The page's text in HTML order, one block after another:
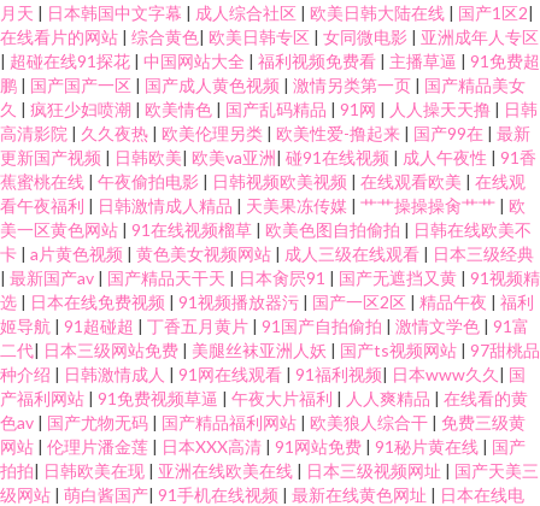
月天 | 日本韩国中文字幕 | 成人综合社区 | 欧美日韩大陆在线 | 国产1区2|
在线看片的网站 | 综合黄色| 欧美日韩专区 | 女同微电影 | 亚洲成年人专区
| 超碰在线91探花 | 中国网站大全 | 福利视频免费看 | 主播草逼 | 91免费超
鹏 | 国产国产一区 | 国产成人黄色视频 | 激情另类第一页 | 国产精品美女
久 | 疯狂少妇喷潮 | 欧美情色 | 国产乱码精品 | 91网 | 人人操天天撸 | 日韩
高清影院 | 久久夜热 | 欧美伦理另类 | 欧美性爱-撸起来 | 国产99在 | 最新
更新国产视频 | 日韩欧美| 欧美va亚洲| 碰91在线视频 | 成人午夜性 | 91香
蕉蜜桃在线 | 午夜偷拍电影 | 日韩视频欧美视频 | 在线观看欧美 | 在线观
看午夜福利 | 日韩激情成人精品 | 天美果冻传媒 | 艹艹操操操肏艹艹 | 欧
美一区黄色网站 | 91在线视频榴草 | 欧美色图自拍偷拍 | 日韩在线欧美不
卡 | a片黄色视频 | 黄色美女视频网站 | 成人三级在线观看 | 日本三级经典
| 最新国产av | 国产精品天干天 | 日本肏屄91 | 国产无遮挡又黄 | 91视频精
选 | 日本在线免费视频 | 91视频播放器污 | 国产一区2区 | 精品午夜 | 福利
姬导航 | 91超碰超 | 丁香五月黄片 | 91国产自拍偷拍 | 激情文学色 | 91富
二代| 日本三级网站免费 | 美腿丝袜亚洲人妖 | 国产ts视频网站 | 97甜桃品
种介绍 | 日韩激情成人 | 91网在线观看 | 91福利视频| 日本www久久 | 国
产福利网站 | 91免费视频草逼 | 午夜大片福利 | 人人爽精品 | 在线看的黄
色av | 国产尤物无码 | 国产精品福利网站 | 欧美狼人综合干 | 免费三级黄
网站 | 伦理片潘金莲 | 日本XXX高清 | 91网站免费 | 91秘片黄在线 | 国产
拍拍| 日韩欧美在现 | 亚洲在线欧美在线 | 日本三级视频网址 | 国产天美三
级网站 | 萌白酱国产| 91手机在线视频 | 最新在线黄色网址 | 日本在线电